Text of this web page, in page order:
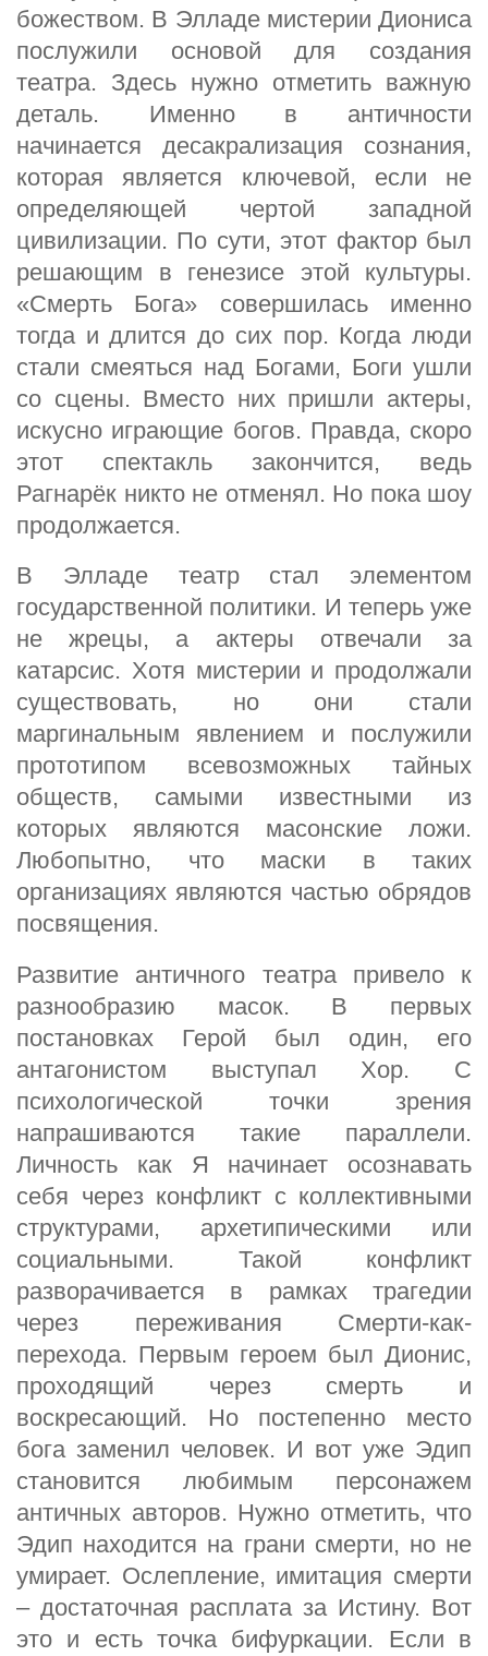
божеством. В Элладе мистерии Диониса
послужили основой для создания
театра. Здесь нужно отметить важную
деталь. Именно в античности
начинается десакрализация сознания,
которая является ключевой, если не
определяющей чертой западной
цивилизации. По сути, этот фактор был
решающим в генезисе этой культуры.
«Смерть Бога» совершилась именно
тогда и длится до сих пор. Когда люди
стали смеяться над Богами, Боги ушли
со сцены. Вместо них пришли актеры,
искусно играющие богов. Правда, скоро
этот спектакль закончится, ведь
Рагнарёк никто не отменял. Но пока шоу
продолжается.
В Элладе театр стал элементом
государственной политики. И теперь уже
не жрецы, а актеры отвечали за
катарсис. Хотя мистерии и продолжали
существовать, но они стали
маргинальным явлением и послужили
прототипом всевозможных тайных
обществ, самыми известными из
которых являются масонские ложи.
Любопытно, что маски в таких
организациях являются частью обрядов
посвящения.
Развитие античного театра привело к
разнообразию масок. В первых
постановках Герой был один, его
антагонистом выступал Хор. С
психологической точки зрения
напрашиваются такие параллели.
Личность как Я начинает осознавать
себя через конфликт с коллективными
структурами, архетипическими или
социальными. Такой конфликт
разворачивается в рамках трагедии
через переживания Смерти-как-
перехода. Первым героем был Дионис,
проходящий через смерть и
воскресающий. Но постепенно место
бога заменил человек. И вот уже Эдип
становится любимым персонажем
античных авторов. Нужно отметить, что
Эдип находится на грани смерти, но не
умирает. Ослепление, имитация смерти
– достаточная расплата за Истину. Вот
это и есть точка бифуркации. Если в